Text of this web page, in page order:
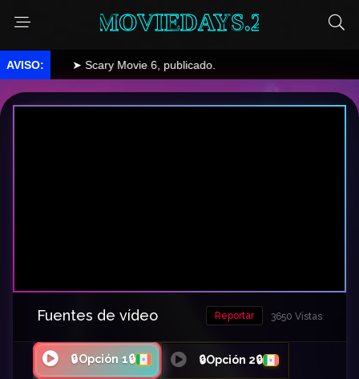
MOVIEDAYS.2
➤ Scary Movie 6, publicado.
Fuentes de vídeo 3650 Vistas
Reportar
🔒Opción 1🔒 🔒Opción 2🔒